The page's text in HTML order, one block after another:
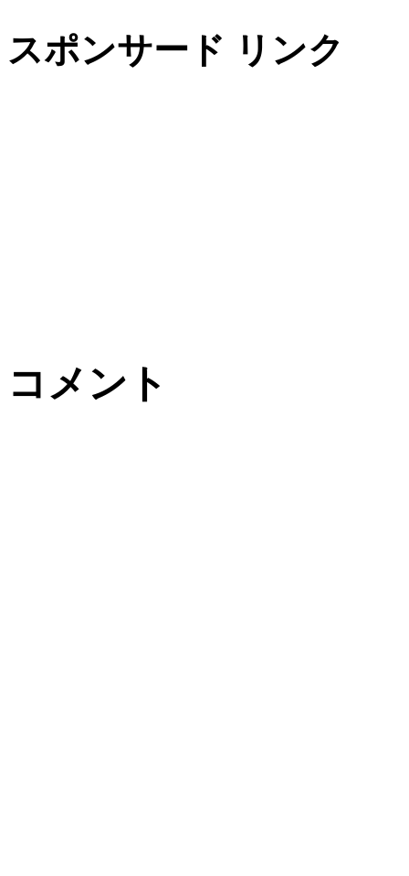
スポンサード リンク
コメント